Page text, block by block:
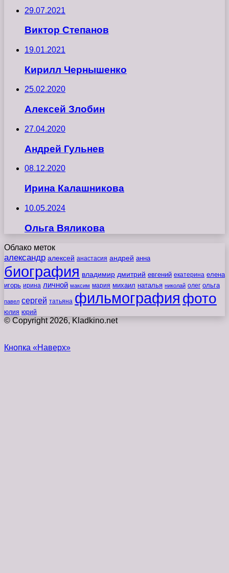
29.07.2021
Виктор Степанов
19.01.2021
Кирилл Чернышенко
25.02.2020
Алексей Злобин
27.04.2020
Андрей Гульнев
08.12.2020
Ирина Калашникова
10.05.2024
Ольга Вяликова
Облако меток
александр алексей анастасия андрей анна
биография владимир дмитрий евгений екатерина елена
игорь ирина личной максим мария михаил наталья николай олег ольга
павел сергей татьяна фильмография фото
юлия юрий
© Copyright 2026, Kladkino.net
Кнопка «Наверх»